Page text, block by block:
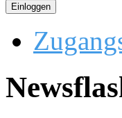
Einloggen